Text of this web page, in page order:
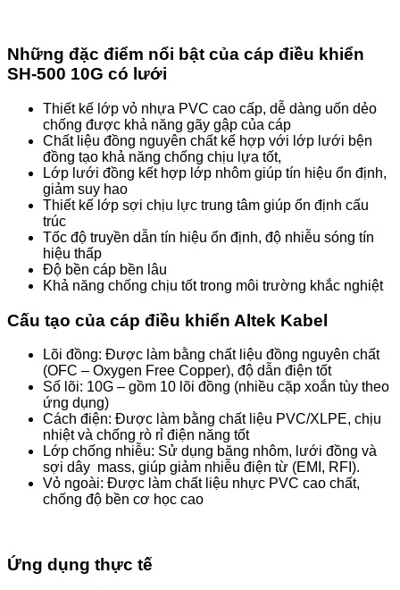
Những đặc điểm nổi bật của cáp điều khiển
SH-500 10G có lưới
Thiết kế lớp vỏ nhựa PVC cao cấp, dễ dàng uốn dẻo
chống được khả năng gãy gập của cáp
Chất liệu đồng nguyên chất kế hợp với lớp lưới bện
đồng tạo khả năng chống chịu lựa tốt,
Lớp lưới đồng kết hợp lớp nhôm giúp tín hiệu ổn định,
giảm suy hao
Thiết kế lớp sợi chịu lực trung tâm giúp ổn định cấu
trúc
Tốc độ truyền dẫn tín hiệu ổn định, độ nhiễu sóng tín
hiệu thấp
Độ bền cáp bền lâu
Khả năng chống chịu tốt trong môi trường khắc nghiệt
Cấu tạo của cáp điều khiển Altek Kabel
Lõi đồng: Được làm bằng chất liệu đồng nguyên chất
(OFC – Oxygen Free Copper), độ dẫn điện tốt
Số lõi: 10G – gồm 10 lõi đồng (nhiều cặp xoắn tùy theo
ứng dụng)
Cách điện: Được làm bằng chất liệu PVC/XLPE, chịu
nhiệt và chống rò rỉ điện năng tốt
Lớp chống nhiễu: Sử dụng băng nhôm, lưới đồng và
sợi dây mass, giúp giảm nhiễu điện từ (EMI, RFI).
Vỏ ngoài: Được làm chất liệu nhực PVC cao chất,
chống độ bền cơ học cao
Ứng dụng thực tế